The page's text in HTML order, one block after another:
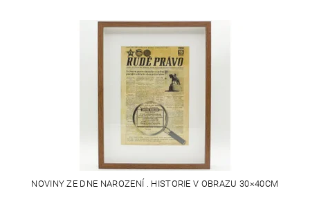
NOVINY ZE DNE NAROZENÍ . HISTORIE V OBRAZU 30×40CM